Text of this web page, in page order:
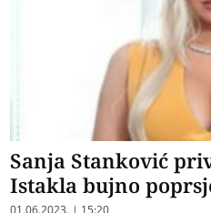
Sanja Stanković
Istakla bujno